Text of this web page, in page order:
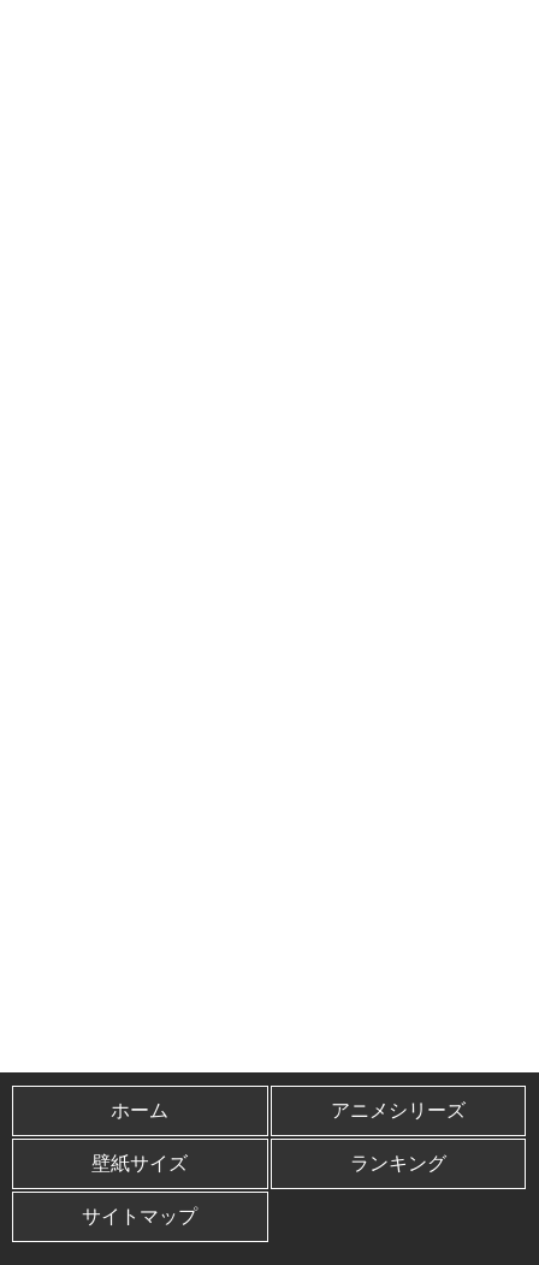
ホーム アニメシリーズ
壁紙サイズ ランキング
サイトマップ